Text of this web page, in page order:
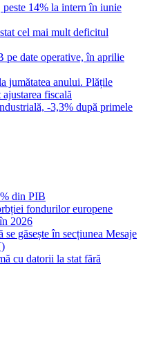
14% la intern în iunie
cel mai mult deficitul
pe date operative, în aprilie
jumătatea anului. Plățile
fiscală
-3,3% după primele
din PIB
fondurilor europene
2026
găsește în secțiunea Mesaje
cu datorii la stat fără